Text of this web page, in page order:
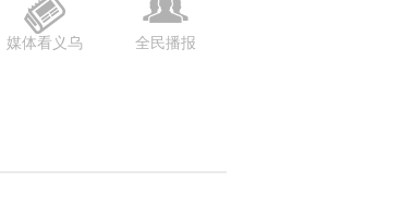
媒体看义乌 全民播报